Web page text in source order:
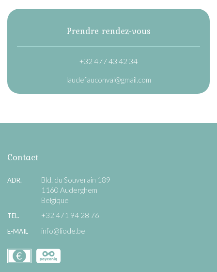
Prendre rendez-vous
+32 477 43 42 34
laudefauconval@gmail.com
Contact
ADR.
Bld. du Souverain 189
1160 Auderghem
Belgique
TEL. +32 471 94 28 76
E-MAIL info@liode.be